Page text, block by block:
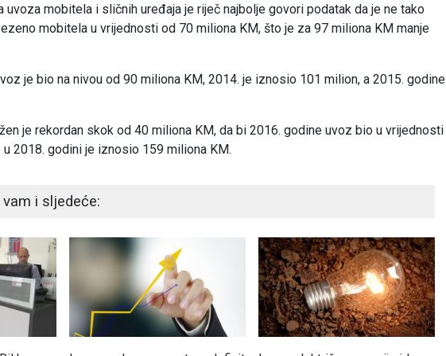
uvoza mobitela i sličnih uređaja je riječ najbolje govori podatak da je ne tako
mobitela u vrijednosti od 70 miliona KM, što je za 97 miliona KM manje
je bio na nivou od 90 miliona KM, 2014. je iznosio 101 milion, a 2015. godine
je rekordan skok od 40 miliona KM, da bi 2016. godine uvoz bio u vrijednosti
2018. godini je iznosio 159 miliona KM.
i sljedeće: